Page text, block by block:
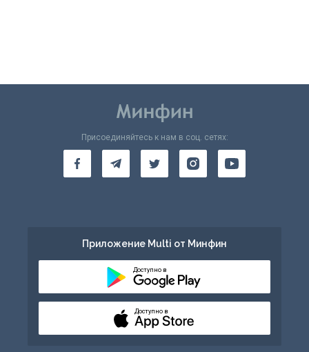
Присоединяйтесь к нам в соц. сетях:
Приложение Multi от Минфин
Доступно в
Доступно в